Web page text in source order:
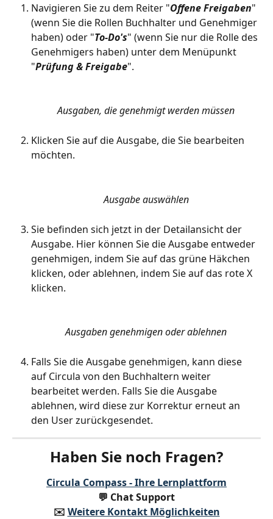
Navigieren Sie zu dem Reiter "Offene Freigaben"
(wenn Sie die Rollen Buchhalter und Genehmiger
haben) oder "To-Do's" (wenn Sie nur die Rolle des
Genehmigers haben) unter dem Menüpunkt
"Prüfung & Freigabe".
Ausgaben, die genehmigt werden müssen
Klicken Sie auf die Ausgabe, die Sie bearbeiten
möchten.
Ausgabe auswählen
Sie befinden sich jetzt in der Detailansicht der
Ausgabe. Hier können Sie die Ausgabe entweder
genehmigen, indem Sie auf das grüne Häkchen
klicken, oder ablehnen, indem Sie auf das rote X
klicken.
Ausgaben genehmigen oder ablehnen
Falls Sie die Ausgabe genehmigen, kann diese
auf Circula von den Buchhaltern weiter
bearbeitet werden. Falls Sie die Ausgabe
ablehnen, wird diese zur Korrektur erneut an
den User zurückgesendet.
Haben Sie noch Fragen?
Circula Compass - Ihre Lernplattform
💬 Chat Support
✉️️ Weitere Kontakt Möglichkeiten